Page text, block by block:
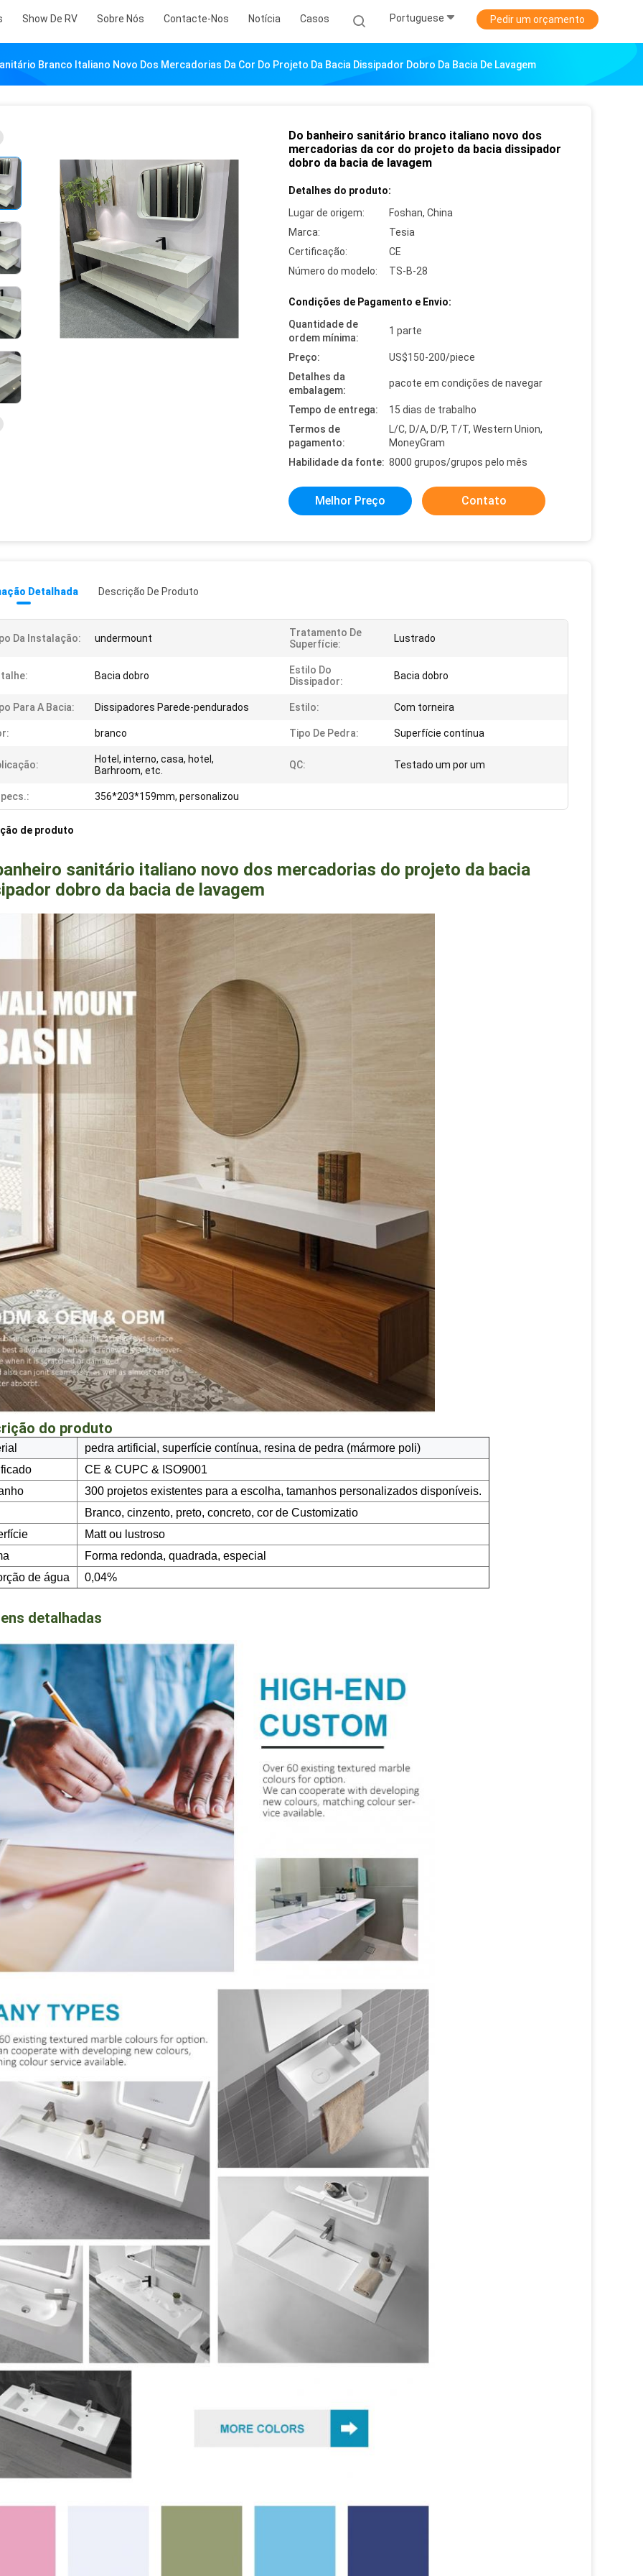
Show De RV Sobre Nós Contacte-Nos Notícia Casos Portuguese Pedir um orçamento
Branco Italiano Novo Dos Mercadorias Da Cor Do Projeto Da Bacia Dissipador Dobro Da Bacia De Lavagem
Do banheiro sanitário branco italiano novo dos
mercadorias da cor do projeto da bacia dissipador
dobro da bacia de lavagem
Detalhes do produto:
Lugar de origem:
Foshan, China
Marca:
Tesia
Certificação:
CE
Número do modelo:
TS-B-28
Condições de Pagamento e Envio:
Quantidade de
ordem mínima:
1 parte
Preço:
US$150-200/piece
Detalhes da
embalagem:
pacote em condições de navegar
Tempo de entrega:
15 dias de trabalho
Termos de
pagamento:
L/C, D/A, D/P, T/T, Western Union,
MoneyGram
Habilidade da fonte: 8000 grupos/grupos pelo mês
Melhor Preço Contato
Detalhada Descrição De Produto
Da Instalação: undermount
Tratamento De
Superfície:
Lustrado
Bacia dobro
Estilo Do
Dissipador:
Bacia dobro
Para A Bacia: Dissipadores Parede-pendurados Estilo: Com torneira
branco Tipo De Pedra: Superfície contínua
Hotel, interno, casa, hotel,
Barhroom, etc.
QC: Testado um por um
356*203*159mm, personalizou
de produto
sanitário italiano novo dos mercadorias do projeto da bacia
dobro da bacia de lavagem
do produto
pedra artificial, superfície contínua, resina de pedra (mármore poli)
CE & CUPC & ISO9001
300 projetos existentes para a escolha, tamanhos personalizados disponíveis.
Branco, cinzento, preto, concreto, cor de Customizatio
Matt ou lustroso
Forma redonda, quadrada, especial
de água
0,04%
detalhadas